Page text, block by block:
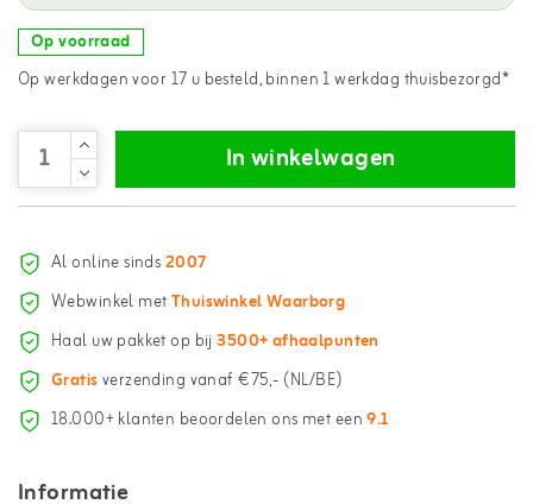
Op voorraad
Op werkdagen voor 17 u besteld, binnen 1 werkdag thuisbezorgd*
In winkelwagen
Al online sinds2007
Webwinkel metThuiswinkel Waarborg
Haal uw pakket op bij3500+ afhaalpunten
Gratisverzending vanaf €75,- (NL/BE)
18.000+ klanten beoordelen ons met een9.1
Informatie